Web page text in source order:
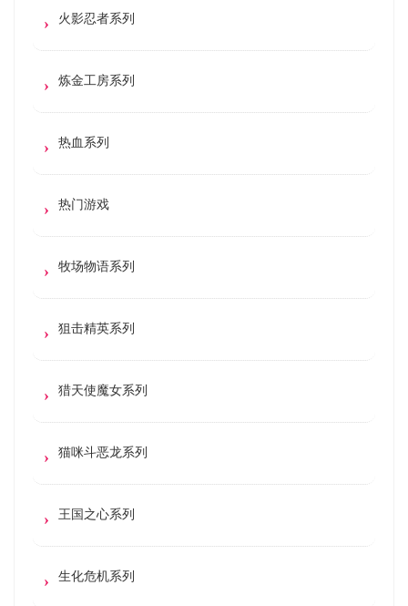
火影忍者系列
炼金工房系列
热血系列
热门游戏
牧场物语系列
狙击精英系列
猎天使魔女系列
猫咪斗恶龙系列
王国之心系列
生化危机系列